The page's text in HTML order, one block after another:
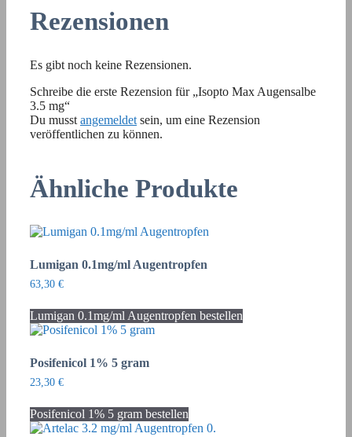
Rezensionen
Es gibt noch keine Rezensionen.
Schreibe die erste Rezension für „Isopto Max Augensalbe
3.5 mg“
Du musst angemeldet sein, um eine Rezension
veröffentlichen zu können.
Ähnliche Produkte
Lumigan 0.1mg/ml Augentropfen
63,30 €
Lumigan 0.1mg/ml Augentropfen bestellen
Posifenicol 1% 5 gram
23,30 €
Posifenicol 1% 5 gram bestellen